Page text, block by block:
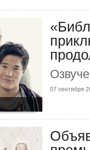
07 сентября